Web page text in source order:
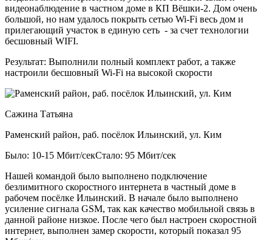
видеонаблюдение в частном доме в КП Вёшки-2. Дом очень
большой, но нам удалось покрыть сетью Wi-Fi весь дом и
прилегающий участок в единую сеть - за счет технологии
бесшовный WIFI.
Результат: Выполнили полный комплект работ, а также
настроили бесшовный Wi-Fi на высокой скорости
Сажина Татьяна
Раменский район, раб. посёлок Ильинский, ул. Ким
Было: 10-15 Мбит/секСтало: 95 Мбит/сек
Нашей командой было выполнено подключение
безлимитного скоростного интернета в частный доме в
рабочем посёлке Ильинский. В начале было выполнено
усиление сигнала GSM, так как качество мобильной связь в
данной районе низкое. После чего был настроен скоростной
интернет, выполнен замер скорости, который показал 95